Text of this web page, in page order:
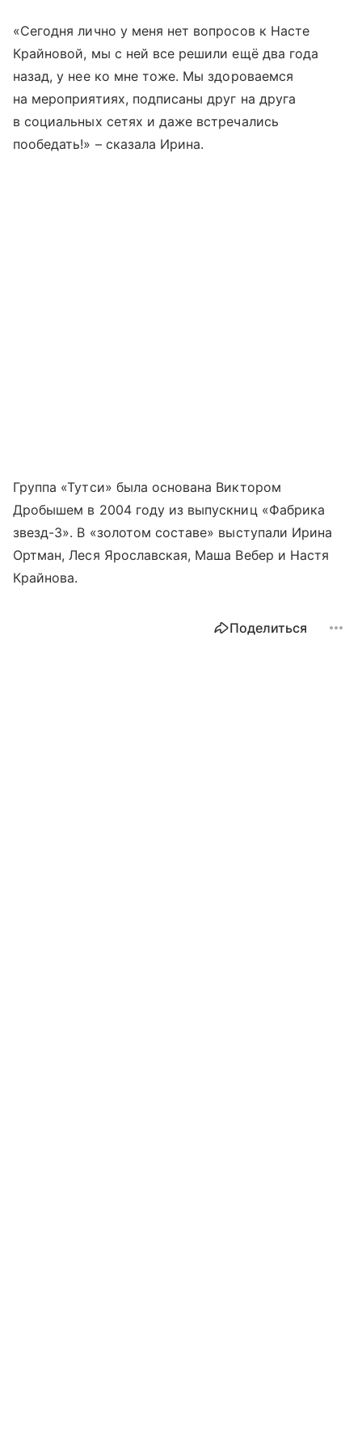
«Сегодня лично у меня нет вопросов к Насте
Крайновой, мы с ней все решили ещё два года
назад, у нее ко мне тоже. Мы здороваемся
на мероприятиях, подписаны друг на друга
в социальных сетях и даже встречались
пообедать!» – сказала Ирина.
Группа «Тутси» была основана Виктором
Дробышем в 2004 году из выпускниц «Фабрика
звезд-3». В «золотом составе» выступали Ирина
Ортман, Леся Ярославская, Маша Вебер и Настя
Крайнова.
Поделиться